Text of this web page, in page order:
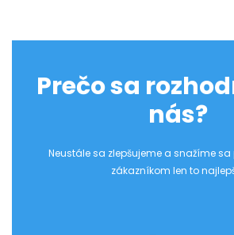
Prečo sa
nás?
Neustále sa zlepšujeme a snažíme
zákazníkom len to